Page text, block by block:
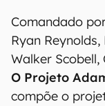
Comandado
Ryan
Walker Scobell,
O Projeto
compõe o